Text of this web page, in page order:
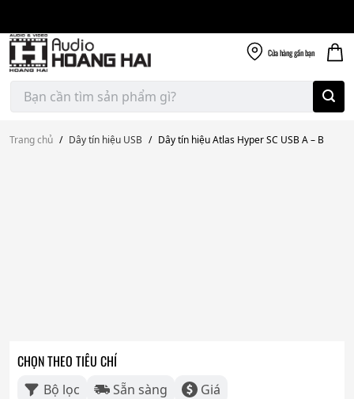
content
Cửa hànggần bạn
Tìm
kiếm:
Trang chủ / Dây tín hiệu USB / Dây tín hiệu Atlas Hyper SC USB A – B
CHỌN THEO TIÊU CHÍ
Bộ lọc Sẵn sàng Giá